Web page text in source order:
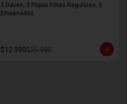
3 Daves, 3 Papas Fritas Regulares, 6
Empanadas
$12.990$25.980